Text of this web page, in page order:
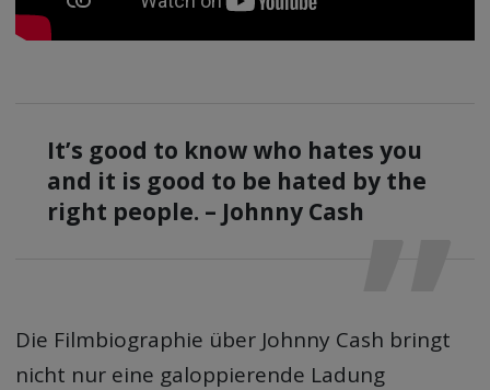
It’s good to know who hates you
and it is good to be hated by the
right people. – Johnny Cash
Die Filmbiographie über Johnny Cash bringt
nicht nur eine galoppierende Ladung